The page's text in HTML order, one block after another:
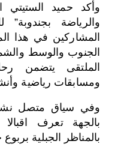
وأكد حميد الستيتي
والرياضة
الجنوب والوسط
الملتقى يتضمن
ومسابقات رياضية
وفي سياق متصل
بالجهة تعرف
بالمناظر الجبلية